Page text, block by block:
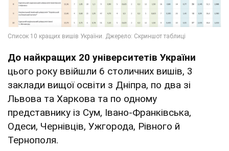
До найкращих 20 університетів України
цього року ввійшли 6 столичних вишів, 3
заклади вищої освіти з Дніпра, по два зі
Львова та Харкова та по одному
представнику із Сум, Івано-Франківська,
Одеси, Чернівців, Ужгорода, Рівного й
Тернополя.